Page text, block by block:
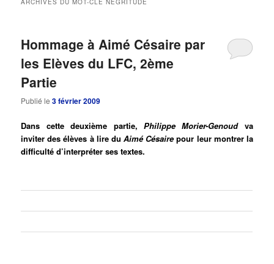
ARCHIVES DU MOT-CLÉNEGRITUDE
Hommage à Aimé Césaire par
les Elèves du LFC, 2ème
Partie
Publié le3 février 2009
Dans cette deuxième partie, Philippe Morier-Genoudva
inviter des élèves à lire duAimé Césairepour leur montrer la
difficulté d’interpréter ses textes.